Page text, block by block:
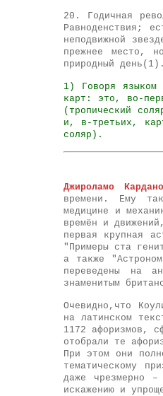
20. Годичная
Равноденствия;
неподвижной
прежнее место,
природный день(1).
1) Говоря языком
карт: это, во-
(тропический
и, в-третьих,
соляр).
Джироламо
времени. Ему
медицине и
времён и
первая крупная
"Примеры ста
а также
переведены на
знаменитым
Очевидно, что
на латинском
1172 афоризмов,
отобрали те
При этом они
тематическому
даже чрезмерно
искажению и